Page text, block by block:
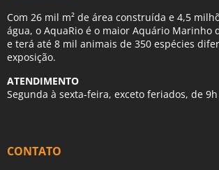
Com 26 mil m² de área construída e 4,5
água, o AquaRio é o maior Aquário Marinho
e terá até 8 mil animais de 350 espécies
exposição.
ATENDIMENTO
Segunda à sexta-feira, exceto feriados, de
CONTATO